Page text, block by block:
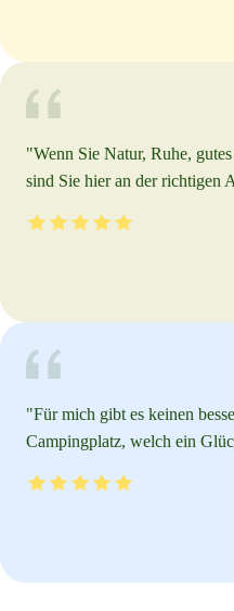
"Wenn Sie Natur, Ruhe,
sind Sie hier an der richtigen
"Für mich gibt es keinen
Campingplatz, welch ein